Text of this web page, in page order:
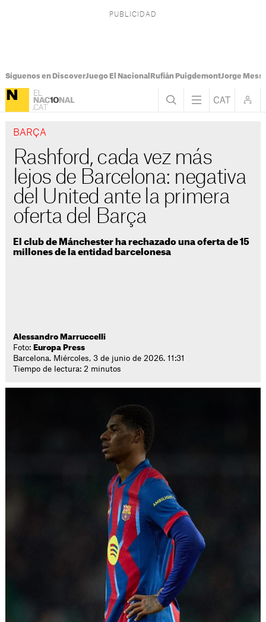
Síguenos en DiscoverJuego El Nacional Rufián PuigdemontJorge Messi
BARÇA
Rashford, cada vez más
lejos de Barcelona: negativa
del United ante la primera
oferta del Barça
El club de Mánchester ha rechazado una oferta de 15
millones de la entidad barcelonesa
Alessandro Marruccelli
Foto: Europa Press
Barcelona. Miércoles, 3 de junio de 2026. 11:31
Tiempo de lectura: 2 minutos